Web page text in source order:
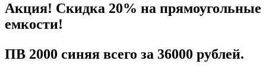
Акция! Скидка 20% на прямоугольные
емкости!
ПВ 2000 синяя всего за 36000 рублей.